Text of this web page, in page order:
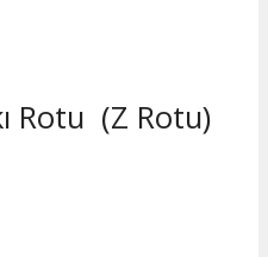
Rotu (Z Rotu)